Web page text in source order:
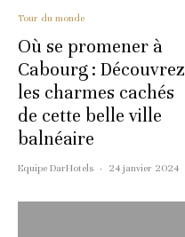
Tour du monde
Où se promener à
Cabourg : Découvrez
les charmes cachés
de cette belle ville
balnéaire
Equipe DarHotels · 24 janvier 2024